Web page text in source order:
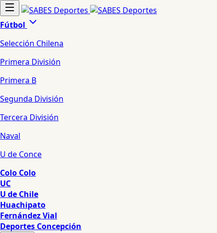
Fútbol
Selección Chilena
Primera División
Primera B
Segunda División
Tercera División
Naval
U de Conce
Colo Colo
UC
U de Chile
Huachipato
Fernández Vial
Deportes Concepción